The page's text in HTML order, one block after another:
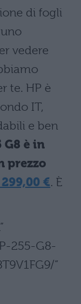
di fogli
vedere
te. HP è
IT,
e ben
G8 è in
prezzo
€. È
255-G8-
”